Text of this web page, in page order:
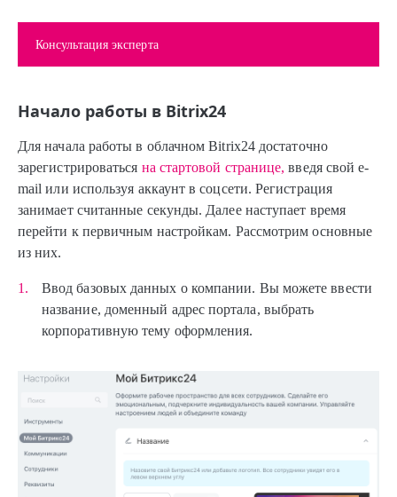
Консультация эксперта
Начало работы в Bitrix24
Для начала работы в облачном Bitrix24 достаточно
зарегистрироваться на стартовой странице, введя свой e-
mail или используя аккаунт в соцсети. Регистрация
занимает считанные секунды. Далее наступает время
перейти к первичным настройкам. Рассмотрим основные
из них.
Ввод базовых данных о компании. Вы можете ввести
название, доменный адрес портала, выбрать
корпоративную тему оформления.